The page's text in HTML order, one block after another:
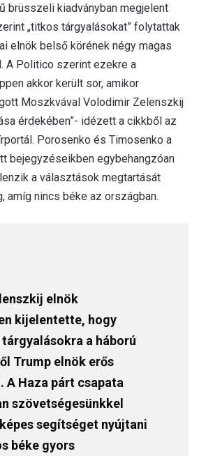
brüsszeli kiadványban megjelent
„titkos tárgyalásokat” folytattak
elnök belső körének négy magas
A Politico szerint ezekre a
akkor került sor, amikor
Moszkvával Volodimir Zelenszkij
érdekében”- idézett a cikkből az
Porosenko és Timosenko a
bejegyzéseikben egybehangzóan
a választások megtartását
amíg nincs béke az országban.
elnök
kijelentette, hogy
a háború
Trump elnök erős
A Haza párt csapata
szövetségesünkkel
segítséget nyújtani
béke gyors